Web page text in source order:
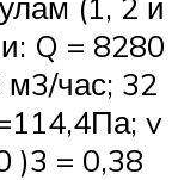
Q = 8280
час; 32
v
)3 = 0,38